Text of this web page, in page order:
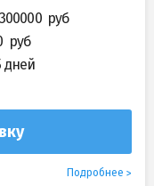
дней
Подробнее